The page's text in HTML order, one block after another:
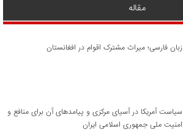
مقاله
زبان فارسی؛ میراث مشترک اقوام در افغانستان
سیاست آمریکا در آسیای مرکزی و پیامدهای آن برای منافع و
امنیت ملی جمهوری اسلامی ایران